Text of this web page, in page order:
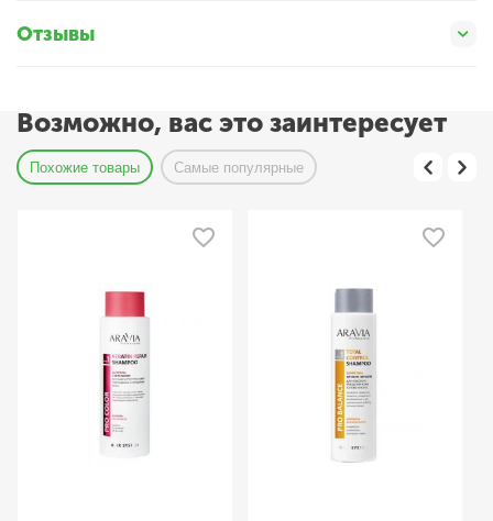
Отзывы
Возможно, вас это заинтересует
Похожие товары Самые популярные